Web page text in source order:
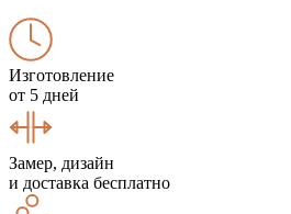
Изготовление
от 5 дней
Замер, дизайн
и доставка бесплатно